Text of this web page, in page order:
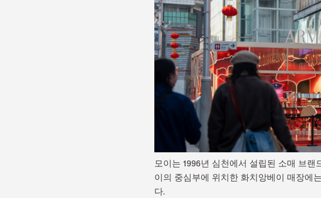
모이는 1996년 심천에서 설립된 소매 브
이의 중심부에 위치한 화치앙베이 매장에
다.